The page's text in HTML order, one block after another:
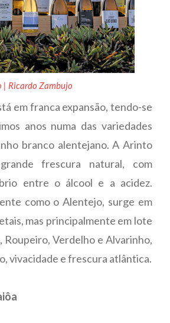
| Ricardo Zambujo
em franca expansão, tendo-se
anos numa das variedades
branco alentejano. A Arinto
frescura natural, com
entre o álcool e a acidez.
como o Alentejo, surge em
mas principalmente em lote
Roupeiro, Verdelho e Alvarinho,
vivacidade e frescura atlântica.